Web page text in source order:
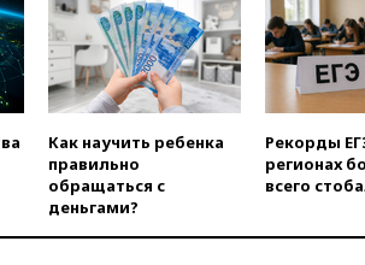
Как научить ребенка
правильно
обращаться с
деньгами?
Рекорды
регионах
всего